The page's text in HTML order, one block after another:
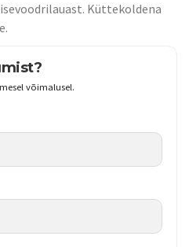
Küttekoldena
võimalusel.